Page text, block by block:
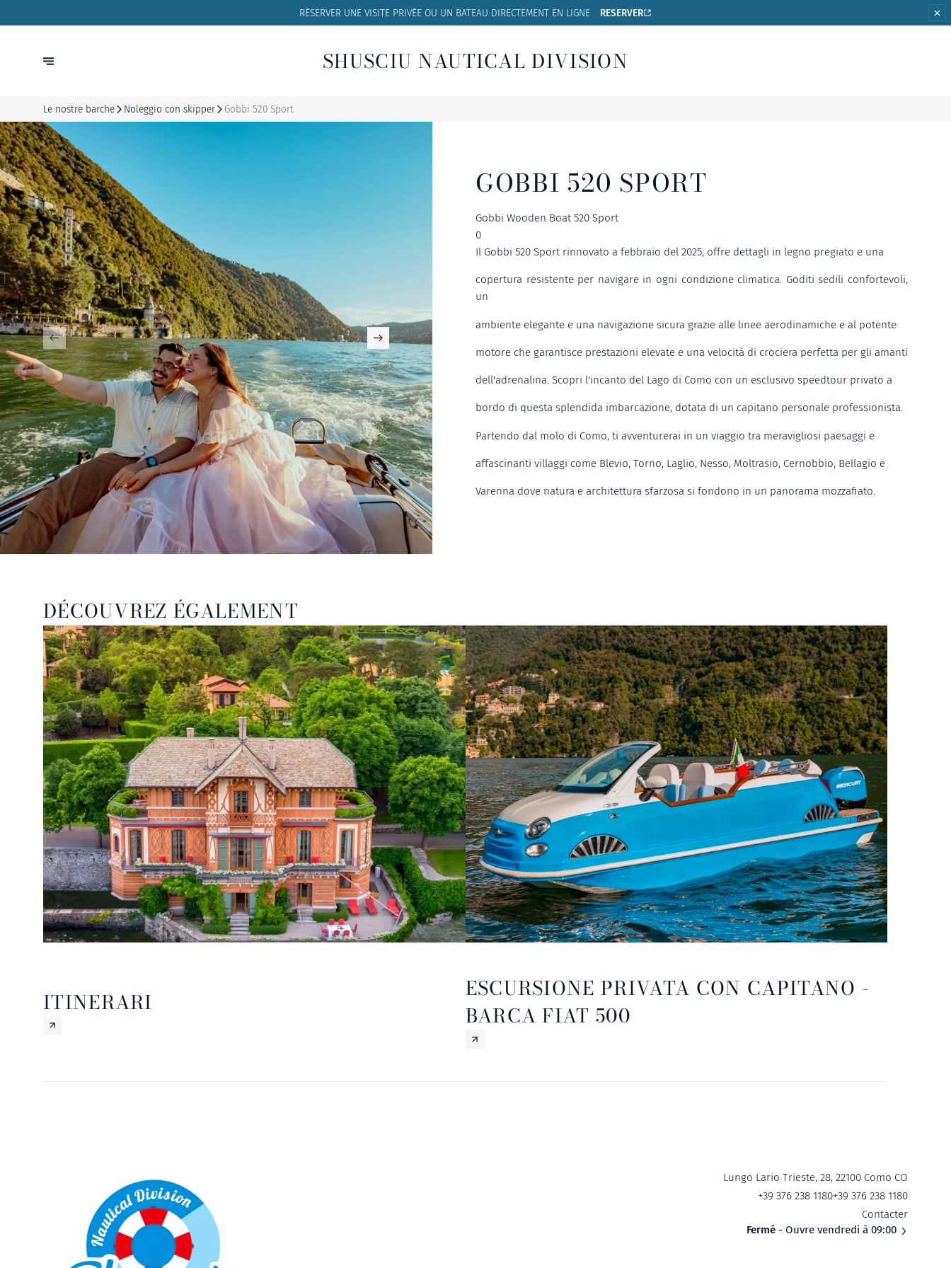
RÉSERVER UNE VISITE PRIVÉE OU UN BATEAU DIRECTEMENT EN LIGNE RESERVER
SHUSCIU NAUTICAL DIVISION
Le nostre barche Noleggio con skipper Gobbi 520 Sport
GOBBI 520 SPORT
Gobbi Wooden Boat 520 Sport
0
Il Gobbi 520 Sport rinnovato a febbraio del 2025, offre dettagli in legno pregiato e una
copertura resistente per navigare in ogni condizione climatica. Goditi sedili confortevoli,
un
ambiente elegante e una navigazione sicura grazie alle linee aerodinamiche e al potente
motore che garantisce prestazioni elevate e una velocità di crociera perfetta per gli amanti
dell'adrenalina. Scopri l'incanto del Lago di Como con un esclusivo speedtour privato a
bordo di questa splendida imbarcazione, dotata di un capitano personale professionista.
Partendo dal molo di Como, ti avventurerai in un viaggio tra meravigliosi paesaggi e
affascinanti villaggi come Blevio, Torno, Laglio, Nesso, Moltrasio, Cernobbio, Bellagio e
Varenna dove natura e architettura sfarzosa si fondono in un panorama mozzafiato.
DÉCOUVREZ ÉGALEMENT
ITINERARI
ESCURSIONE PRIVATA CON CAPITANO -
BARCA FIAT 500
Lungo Lario Trieste, 28, 22100 Como CO
+39 376 238 1180+39 376 238 1180
Contacter
Fermé- Ouvre vendredi à 09:00